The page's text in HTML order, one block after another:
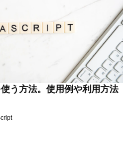
う方法。使用例や利用方法